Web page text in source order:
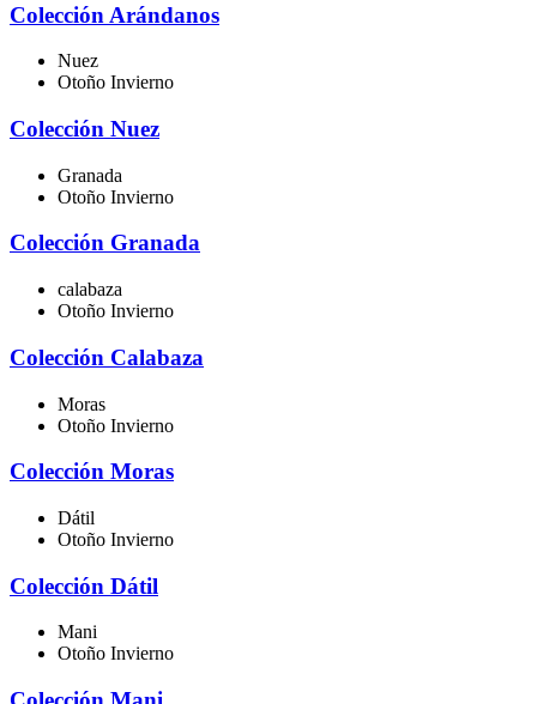
Colección Arándanos
Nuez
Otoño Invierno
Colección Nuez
Granada
Otoño Invierno
Colección Granada
calabaza
Otoño Invierno
Colección Calabaza
Moras
Otoño Invierno
Colección Moras
Dátil
Otoño Invierno
Colección Dátil
Mani
Otoño Invierno